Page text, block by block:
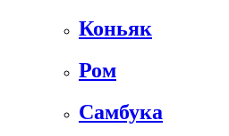
Коньяк
Ром
Самбука